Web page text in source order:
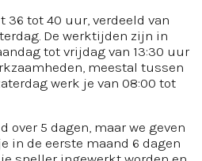
36 tot 40 uur, verdeeld van
De werktijden zijn in
tot vrijdag van 13:30 uur
meestal tussen
werk je van 08:00 tot
over 5 dagen, maar we geven
in de eerste maand 6 dagen